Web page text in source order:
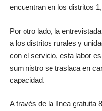
encuentran en los distritos
Por otro lado, la
a los distritos rurales y
con el servicio, esta labor
suministro se traslada en
capacidad.
A través de la línea gratuita